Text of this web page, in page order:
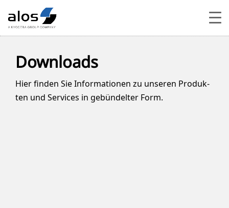
Downloads
Hier fin­den Sie Infor­ma­tio­nen zu unse­ren Pro­duk­
ten und Ser­vices in gebün­del­ter Form.